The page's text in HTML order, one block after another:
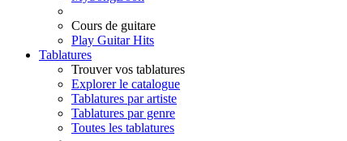
Cours de guitare
Play Guitar Hits
Tablatures
Trouver vos tablatures
Explorer le catalogue
Tablatures par artiste
Tablatures par genre
Toutes les tablatures